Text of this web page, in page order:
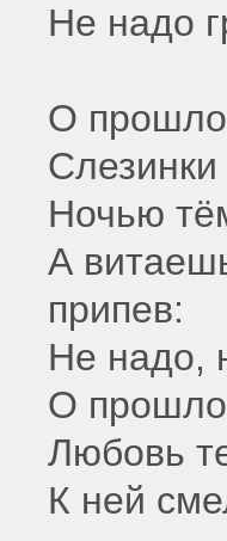
Не надо
О
Слезинки
Ночью
А
припев:
Не надо,
О
Любовь
К ней